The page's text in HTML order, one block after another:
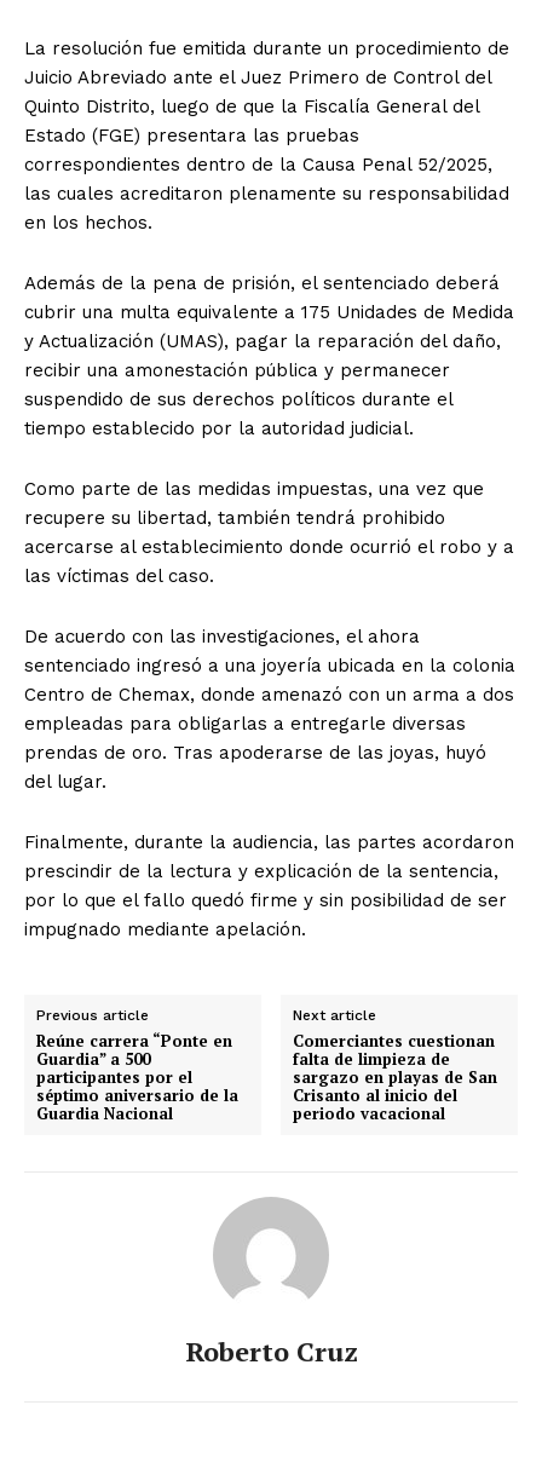
La resolución fue emitida durante un procedimiento de
Juicio Abreviado ante el Juez Primero de Control del
Quinto Distrito, luego de que la Fiscalía General del
Estado (FGE) presentara las pruebas
correspondientes dentro de la Causa Penal 52/2025,
las cuales acreditaron plenamente su responsabilidad
en los hechos.
Además de la pena de prisión, el sentenciado deberá
cubrir una multa equivalente a 175 Unidades de Medida
y Actualización (UMAS), pagar la reparación del daño,
recibir una amonestación pública y permanecer
suspendido de sus derechos políticos durante el
tiempo establecido por la autoridad judicial.
Como parte de las medidas impuestas, una vez que
recupere su libertad, también tendrá prohibido
acercarse al establecimiento donde ocurrió el robo y a
las víctimas del caso.
De acuerdo con las investigaciones, el ahora
sentenciado ingresó a una joyería ubicada en la colonia
Centro de Chemax, donde amenazó con un arma a dos
empleadas para obligarlas a entregarle diversas
prendas de oro. Tras apoderarse de las joyas, huyó
del lugar.
Finalmente, durante la audiencia, las partes acordaron
prescindir de la lectura y explicación de la sentencia,
por lo que el fallo quedó firme y sin posibilidad de ser
impugnado mediante apelación.
Previous article
Reúne carrera “Ponte en
Guardia” a 500
participantes por el
séptimo aniversario de la
Guardia Nacional
Next article
Comerciantes cuestionan
falta de limpieza de
sargazo en playas de San
Crisanto al inicio del
periodo vacacional
Roberto Cruz